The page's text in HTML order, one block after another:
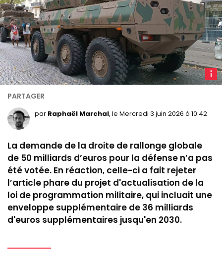
de
défilé
juillet
par Raphaël Marchal, le Mercredi 3 juin 2026 à 10:42
La demande de la droite de rallonge globale
de 50 milliards d’euros pour la défense n’a pas
été votée. En réaction, celle-ci a fait rejeter
l’article phare du projet d'actualisation de la
loi de programmation militaire, qui incluait une
enveloppe supplémentaire de 36 milliards
d'euros supplémentaires jusqu'en 2030.